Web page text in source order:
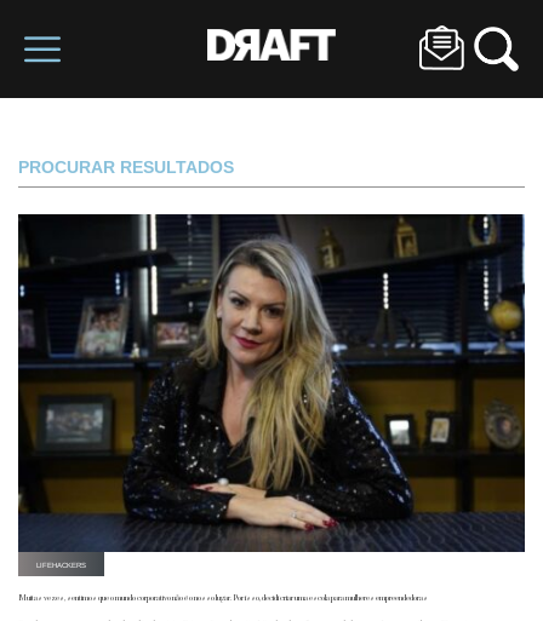
PROCURAR RESULTADOS
LIFEHACKERS
Muitas vezes, sentimos que o mundo corporativo não é o nosso lugar. Por isso, decidi criar uma escola para mulheres empreendedoras